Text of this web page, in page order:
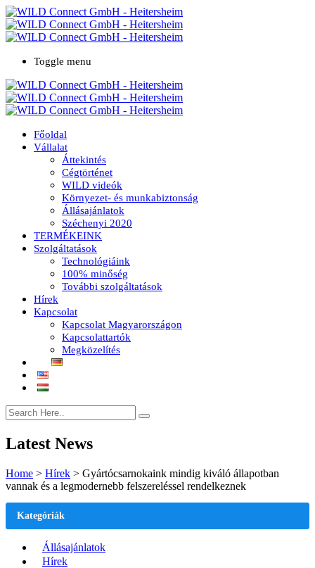
Toggle menu
Főoldal
Vállalat
Áttekintés
Cégtörténet
WILD videók
Környezet- és munkabiztonság
Állásajánlatok
Széchenyi 2020
TERMÉKEINK
Szolgáltatások
Technológiáink
100% minőség
További szolgáltatások
Hírek
Kapcsolat
Kapcsolat Magyarországon
Kapcsolattartók
Megközelítés
Latest News
Home > Hírek > Gyártócsarnokaink mindig kiváló állapotban
vannak és a legmodernebb felszereléssel rendelkeznek
Kategóriák
Állásajánlatok
Hírek